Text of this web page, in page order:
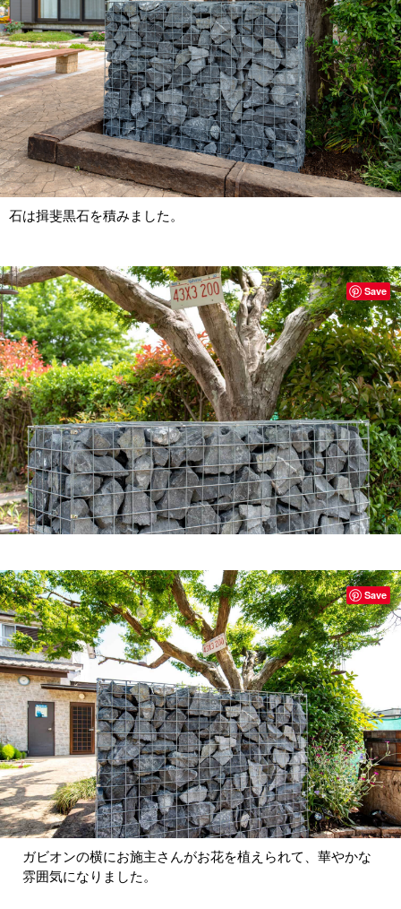
石は揖斐黒石を積みました。
Save
ガビオンの横にお施主さんがお花を植えられて、華やかな
雰囲気になりました。
Save